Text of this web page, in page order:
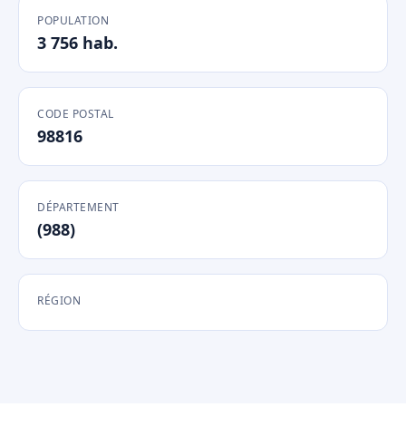
POPULATION
3 756 hab.
CODE POSTAL
98816
DÉPARTEMENT
(988)
RÉGION